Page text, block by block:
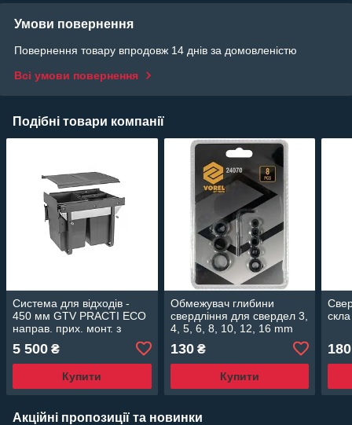
Умови повернення
Повернення товару впродовж 14 днів за домовленістю
Всі умови повернення
Подібні товари компанії
Система для відходів -
450 мм GTV PRACTI ECO
направ. прих. монт. з
доводч. кріп. до фасаду.
490х395х415 мм 2х10л
1x20л. Антрацит
5 500 ₴
Купити
Обмежувач глибини
свердління для свердел 3,
4, 5, 6, 8, 10, 12, 16 mm
130₴
Купити
180
Акційні пропозиції та новинки